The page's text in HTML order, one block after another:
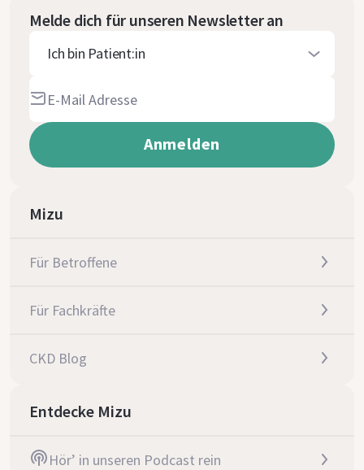
Melde dich für unseren Newsletter an
Ich bin Patient:in
Mizu
Für Betroffene
Für Fachkräfte
CKD Blog
Entdecke Mizu
Hör’ in unseren Podcast rein